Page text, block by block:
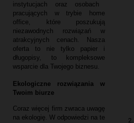
instytucjach oraz osobach
pracujących w trybie home
office,
które poszukują
niezawodnych rozwiązań w
atrakcyjnych cenach.
Nasza
oferta to nie tylko papier i
długopisy,
to kompleksowe
wsparcie dla Twojego biznesu.
Ekologiczne rozwiązania w
Twoim biurze
Coraz więcej firm zwraca uwagę
na ekologię. W odpowiedzi na te